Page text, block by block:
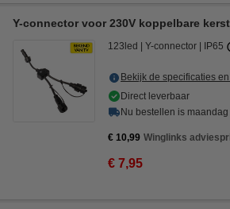
Y-connector voor 230V koppelbare
123led Y-connector IP65
Bekijk de specificaties
Direct leverbaar
Nu bestellen is
€ 10,99 Winglinks
€ 7,95